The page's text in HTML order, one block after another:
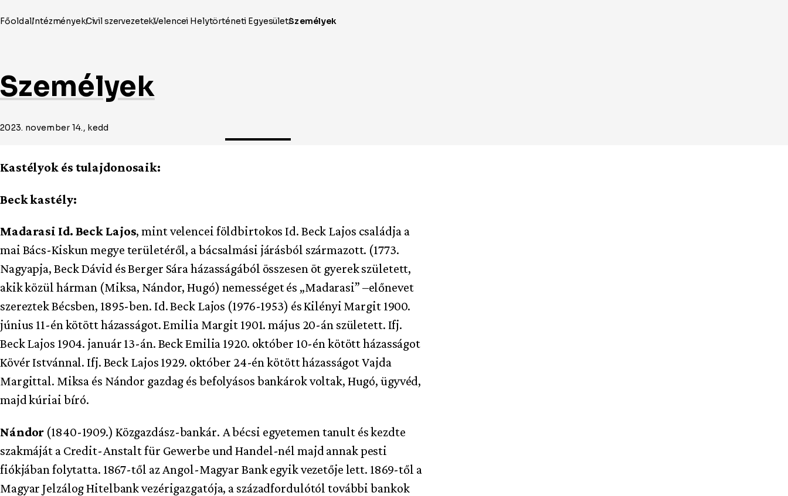
Személyek
2023. november 14., kedd
Kastélyok és tulajdonosaik:
Beck kastély:
Madarasi Id. Beck Lajos, mint velencei földbirtokos Id. Beck Lajos családja a
mai Bács-Kiskun megye területéről, a bácsalmási járásból származott. (1773.
Nagyapja, Beck Dávid és Berger Sára házasságából összesen öt gyerek született,
akik közül hárman (Miksa, Nándor, Hugó) nemességet és „Madarasi” –előnevet
szereztek Bécsben, 1895-ben. Id. Beck Lajos (1976-1953) és Kilényi Margit 1900.
június 11-én kötött házasságot. Emilia Margit 1901. május 20-án született. Ifj.
Beck Lajos 1904. január 13-án. Beck Emilia 1920. október 10-én kötött házasságot
Kövér Istvánnal. Ifj. Beck Lajos 1929. október 24-én kötött házasságot Vajda
Margittal. Miksa és Nándor gazdag és befolyásos bankárok voltak, Hugó, ügyvéd,
majd kúriai bíró.
Nándor (1840-1909.) Közgazdász-bankár. A bécsi egyetemen tanult és kezdte
szakmáját a Credit-Anstalt für Gewerbe und Handel-nél majd annak pesti
fiókjában folytatta. 1867-től az Angol-Magyar Bank egyik vezetője lett. 1869-től a
Magyar Jelzálog Hitelbank vezérigazgatója, a századfordulótól további bankok